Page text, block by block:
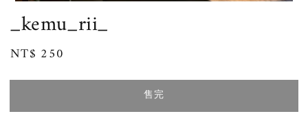
_kemu_rii_
Regular
NT$ 250
售完